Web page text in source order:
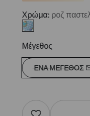
Χρώμα: ροζ
Μέγεθος
ΈΝΑ ΜΈΓΕΘΟΣ